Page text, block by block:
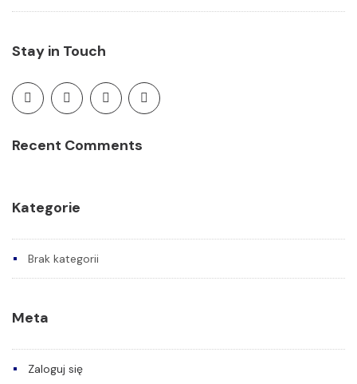
Stay in Touch
Recent Comments
Kategorie
Brak kategorii
Meta
Zaloguj się